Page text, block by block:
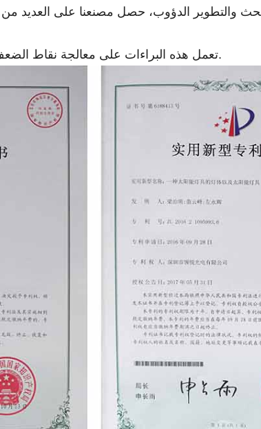
والتطوير الدؤوب، حصل مصنعنا على العديد من
تعمل هذه البراءات على معالجة نقاط الضعف في الصناعة وتوفر للعملاء منتجات إضاءة الشوارع بالطاقة الشمسية أكثر كفاءة وذكاءً ومتانة.